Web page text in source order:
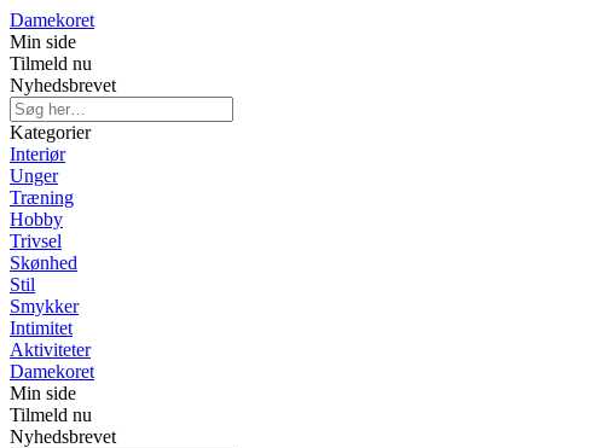
Damekoret
Min side
Tilmeld nu
Nyhedsbrevet
Kategorier
Interiør
Unger
Træning
Hobby
Trivsel
Skønhed
Stil
Smykker
Intimitet
Aktiviteter
Damekoret
Min side
Tilmeld nu
Nyhedsbrevet